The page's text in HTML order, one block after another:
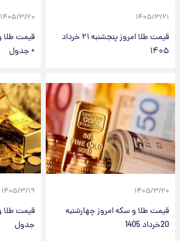
۱۴۰۵/۳/۲۱
قیمت طلا امروز پنجشنبه ۲۱ خرداد
۱۴۰۵
۱۴۰۵/۳/۲۰
+ جدول
۱۴۰۵/۳/۲۰
قیمت طلا و سکه امروز چهارشنبه
20خرداد 1405
۱۴۰۵/۳/۱۹
جدول